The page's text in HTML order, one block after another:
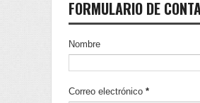
FORMULARIO DE
Nombre
Correo electrónico *